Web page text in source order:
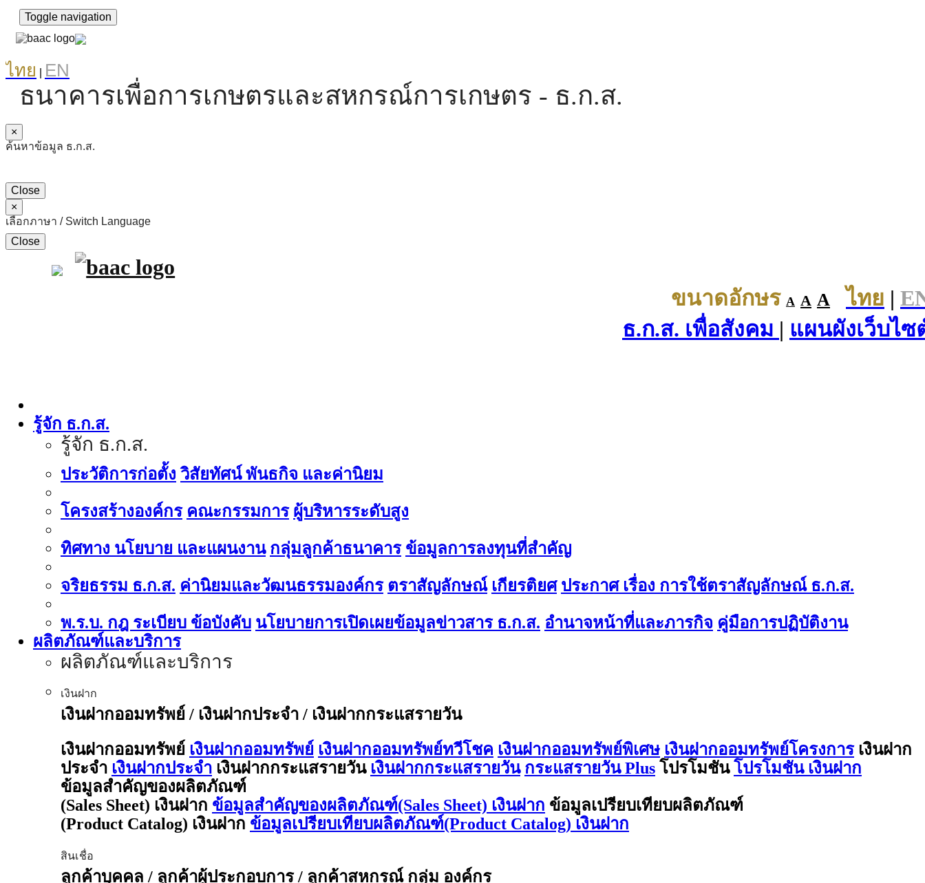
Toggle navigation
ไทย EN
ธนาคารเพื่อการเกษตรและสหกรณ์การเกษตร - ธ.ก.ส.
×
ค้นหาข้อมูล ธ.ก.ส.
Close
×
เลือกภาษา / Switch Language
Close
ขนาดอักษร A A A ไทย |
ธ.ก.ส. เพื่อสังคม | แผนผังเว็บไซ
รู้จัก ธ.ก.ส.
รู้จัก ธ.ก.ส.
ประวัติการก่อตั้ง วิสัยทัศน์ พันธกิจ และค่านิยม
โครงสร้างองค์กร คณะกรรมการ ผู้บริหารระดับสูง
ทิศทาง นโยบาย และแผนงาน กลุ่มลูกค้าธนาคาร ข้อมูลการลงทุนที่สำคัญ
จริยธรรม ธ.ก.ส. ค่านิยมและวัฒนธรรมองค์กร ตราสัญลักษณ์ เกียรติยศ ประกาศ เรื่อง การใช้ตราสัญลักษณ์ ธ.ก.ส.
พ.ร.บ. กฎ ระเบียบ ข้อบังคับ นโยบายการเปิดเผยข้อมูลข่าวสาร ธ.ก.ส. อำนาจหน้าที่และภารกิจ คู่มือการปฏิบัติงาน
ผลิตภัณฑ์และบริการ
ผลิตภัณฑ์และบริการ
เงินฝาก
เงินฝากออมทรัพย์ / เงินฝากประจำ / เงินฝากกระแสรายวัน
เงินฝากออมทรัพย์ เงินฝากออมทรัพย์ เงินฝากออมทรัพย์ทวีโชค เงินฝากออมทรัพย์พิเศษ เงินฝากออมทรัพย์โครงการ เงินฝาก
ประจำ เงินฝากประจำ เงินฝากกระแสรายวัน เงินฝากกระแสรายวัน กระแสรายวัน Plus โปรโมชัน โปรโมชัน เงินฝาก
ข้อมูลสำคัญของผลิตภัณฑ์
(Sales Sheet) เงินฝาก ข้อมูลสำคัญของผลิตภัณฑ์(Sales Sheet) เงินฝาก ข้อมูลเปรียบเทียบผลิตภัณฑ์
(Product Catalog) เงินฝาก ข้อมูลเปรียบเทียบผลิตภัณฑ์(Product Catalog) เงินฝาก
สินเชื่อ
ลูกค้าบุคคล / ลูกค้าผู้ประกอบการ / ลูกค้าสหกรณ์ กลุ่ม องค์กร